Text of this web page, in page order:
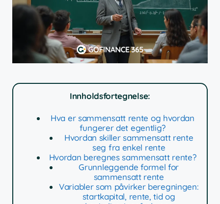
Innholdsfortegnelse:
Hva er sammensatt rente og hvordan
fungerer det egentlig?
Hvordan skiller sammensatt rente
seg fra enkel rente
Hvordan beregnes sammensatt rente?
Grunnleggende formel for
sammensatt rente
Variabler som påvirker beregningen:
startkapital, rente, tid og